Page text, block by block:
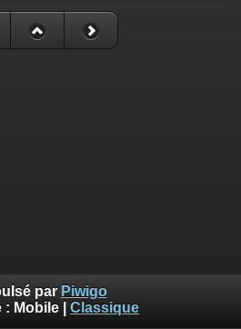
par Piwigo
: Mobile Classique